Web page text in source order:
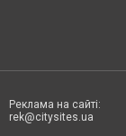
Реклама на сайті:
rek@citysites.ua